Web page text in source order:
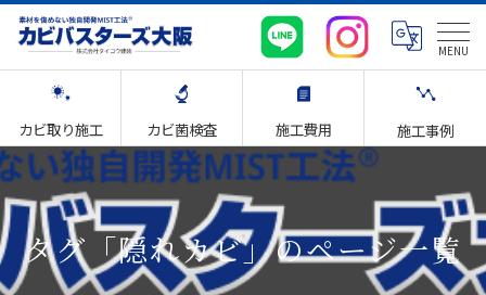
カビ取り施工 カビ菌検査 施工費用 施工事例
タグ「隠れカビ」のページ一覧